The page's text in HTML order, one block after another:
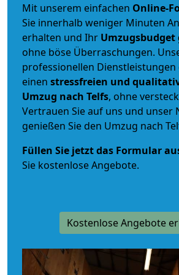
Mit unserem einfachen Online-
Sie innerhalb weniger Minuten
erhalten und Ihr Umzugsbudget
ohne böse Überraschungen.
professionellen
einen stressfreien und
Umzug nach Telfs, ohne
Vertrauen Sie auf uns und unser
genießen Sie den Umzug nach
Füllen Sie jetzt das Formular
Sie kostenlose Angebote.
Kostenlose Angebote